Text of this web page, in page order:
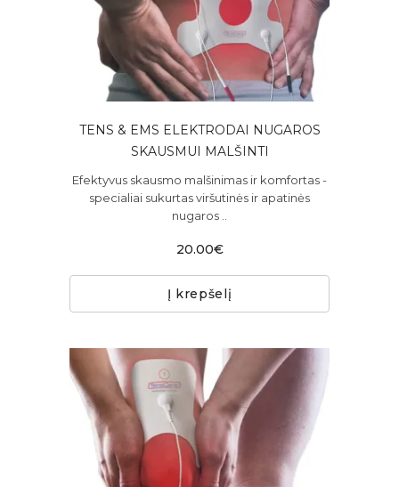
TENS & EMS ELEKTRODAI NUGAROS
SKAUSMUI MALŠINTI
Efektyvus skausmo malšinimas ir komfortas -
specialiai sukurtas viršutinės ir apatinės
nugaros ..
20.00€
Į krepšelį